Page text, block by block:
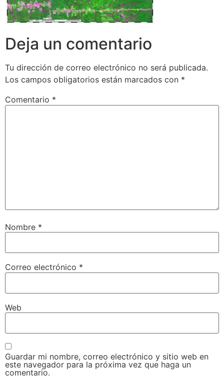
Deja un comentario
Tu dirección de correo electrónico no será publicada.
Los campos obligatorios están marcados con *
Comentario *
Nombre *
Correo electrónico *
Web
Guardar mi nombre, correo electrónico y sitio web en
este navegador para la próxima vez que haga un
comentario.